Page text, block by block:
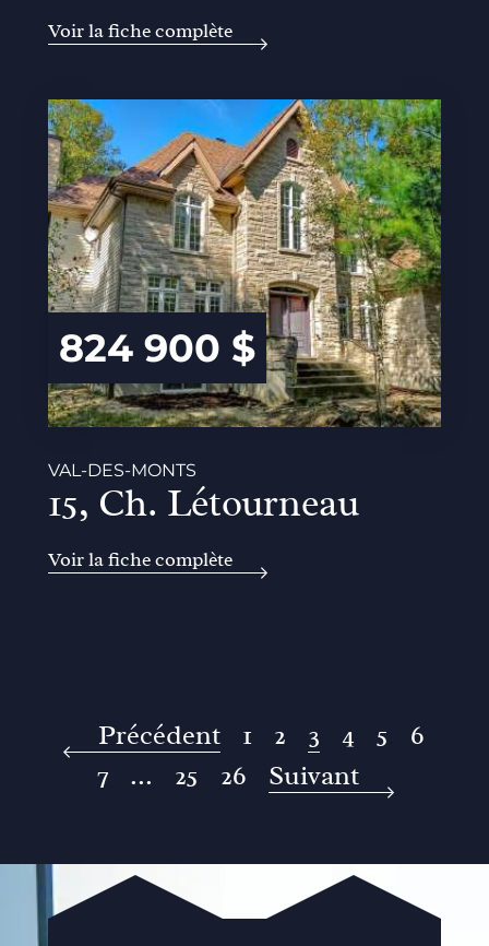
Voir la fiche complète
824 900 $
VAL-DES-MONTS
15, Ch. Létourneau
Voir la fiche complète
Précédent 1 2 3 4 5
6
7
... 25 26 Suivant